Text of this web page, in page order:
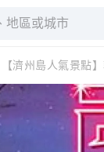
【濟州島人氣景點